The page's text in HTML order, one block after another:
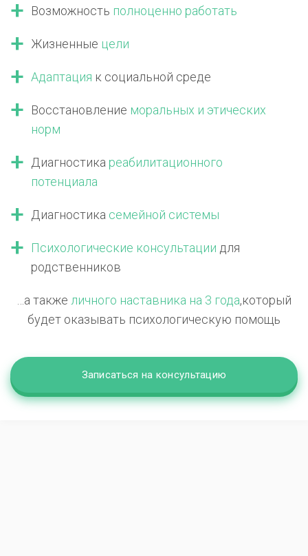
Возможность полноценно работать
Жизненные цели
Адаптация к социальной среде
Восстановление моральных и этических
норм
Диагностика реабилитационного
потенциала
Диагностика семейной системы
Психологические консультации для
родственников
…а также личного наставника на 3 года,который
будет оказывать психологическую помощь
Записаться на консультацию